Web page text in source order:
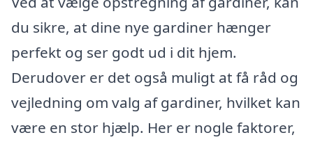
du sikre, at dine nye gardiner hænger
perfekt og ser godt ud i dit hjem.
Derudover er det også muligt at få råd og
vejledning om valg af gardiner, hvilket kan
være en stor hjælp. Her er nogle faktorer,